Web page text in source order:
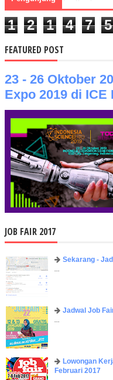
1 2 1 4 7 5
FEATURED POST
23 - 26 Oktober
Expo 2019 di ICE
JOB FAIR 2017
Sekarang -
Jadwal Job
Lowongan
Februari 2017